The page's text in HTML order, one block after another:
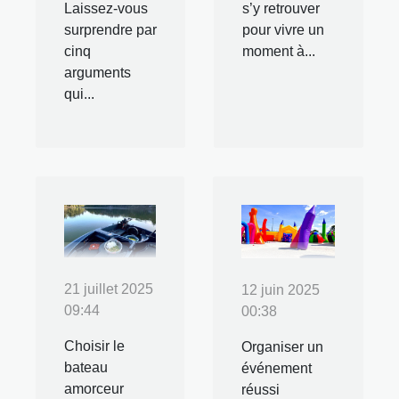
Laissez-vous
surprendre par
cinq
arguments
qui...
s’y retrouver
pour vivre un
moment à...
21 juillet 2025
09:44
Choisir le
bateau
amorceur
12 juin 2025
00:38
Organiser un
événement
réussi